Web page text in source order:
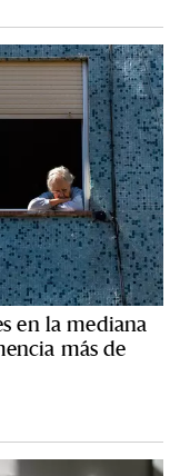
en la mediana
más de